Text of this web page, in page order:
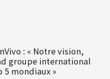
: « Notre vision,
groupe international
mondiaux »